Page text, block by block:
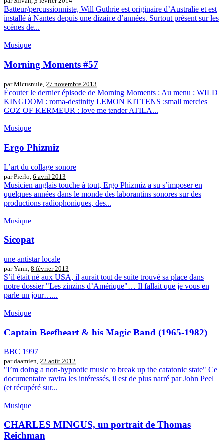
Batteur/percussionniste, Will Guthrie est originaire d’Australie et est
installé à Nantes depuis une dizaine d’années. Surtout présent sur les
scènes de...
Musique
Morning Moments #57
par Micusnule, 27 novembre 2013
Écouter le dernier épisode de Morning Moments : Au menu : WILD
KINGDOM : roma-destinity LEMON KITTENS :small mercies
GOZ OF KERMEUR : love me tender ATILA...
Musique
Ergo Phizmiz
L’art du collage sonore
par Pierlo, 6 avril 2013
Musicien anglais touche à tout, Ergo Phizmiz a su s’imposer en
quelques années dans le monde des laborantins sonores sur des
productions radiophoniques, des...
Musique
Sicopat
une antistar locale
par Yann, 8 février 2013
S’il était né aux USA, il aurait tout de suite trouvé sa place dans
notre dossier "Les zinzins d’Amérique"… Il fallait que je vous en
parle un jour…...
Musique
Captain Beefheart & his Magic Band (1965-1982)
BBC 1997
par daamien, 22 août 2012
"I’m doing a non-hypnotic music to break up the catatonic state" Ce
documentaire ravira les intéressés, il est de plus narré par John Peel
(et récupéré sur...
Musique
CHARLES MINGUS, un portrait de Thomas
Reichman